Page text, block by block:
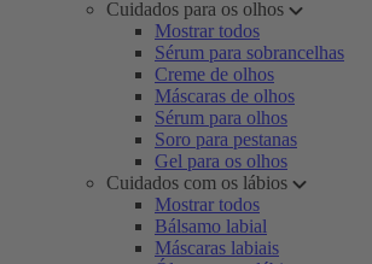
Cuidados para os olhos
Mostrar todos
Sérum para sobrancelhas
Creme de olhos
Máscaras de olhos
Sérum para olhos
Soro para pestanas
Gel para os olhos
Cuidados com os lábios
Mostrar todos
Bálsamo labial
Máscaras labiais